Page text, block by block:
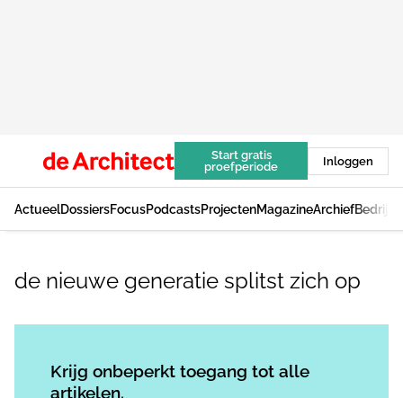
Start gratis
proefperiode
Inloggen
ActueelDossiersFocusPodcastsProjectenMagazineArchief
de nieuwe generatie splitst zich op
Krijg onbeperkt toegang tot alle
artikelen.